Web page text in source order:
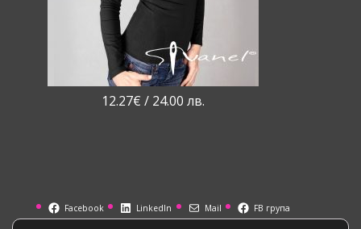
12.27€ / 24.00 лв.
Facebook LinkedIn Mail FB група